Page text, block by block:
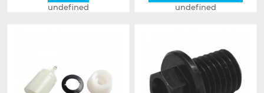
undefined
undefined